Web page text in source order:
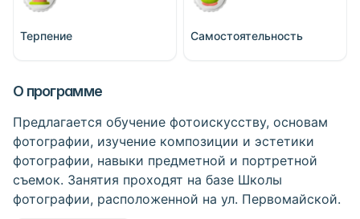
Терпение Самостоятельность
О программе
Предлагается обучение фотоискусству, основам
фотографии, изучение композиции и эстетики
фотографии, навыки предметной и портретной
съемок. Занятия проходят на базе Школы
фотографии, расположенной на ул. Первомайской.